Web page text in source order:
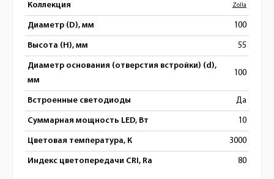
Коллекция Zolla
Диаметр (D), мм 100
Высота (H), мм 55
Диаметр основания (отверстия встройки) (d),
мм
100
Встроенные светодиоды Да
Суммарная мощность LED, Вт 10
Цветовая температура, К 3000
Индекс цветопередачи CRI, Ra 80